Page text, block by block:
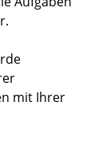
mit Ihrer